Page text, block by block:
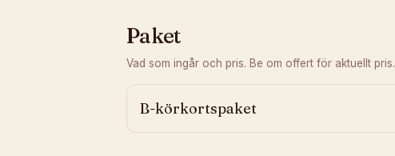
Paket
Vad som ingår och pris. Be om offert för aktuellt pris.
B-körkortspaket